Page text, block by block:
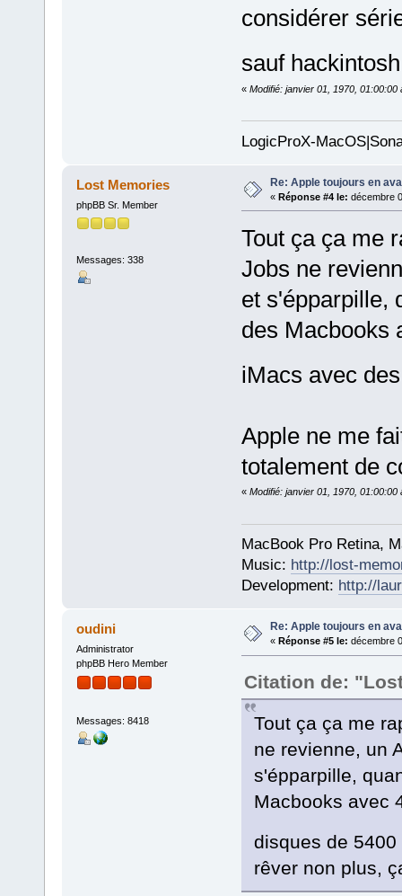
considérer
sauf
« Modifié: janvier 01, 1970, 01:00:00
LogicProX-
Lost Memories
phpBB Sr. Member
Messages: 338
Re: Apple toujours en
« Réponse #4 le: décembre
Tout ça ça me
Jobs ne
et s'épparpille,
des Macbooks
iMacs avec
Apple ne me
totalement de
« Modifié: janvier 01, 1970, 01:00:00
MacBook Pro Retina,
Music: http://lost-
Development: http://
oudini
Administrator
phpBB Hero Member
Messages: 8418
Re: Apple toujours en
« Réponse #5 le: décembre
Citation de:
Tout ça ça me
ne revienne, un
s'épparpille,
Macbooks avec
disques de
rêver non plus,